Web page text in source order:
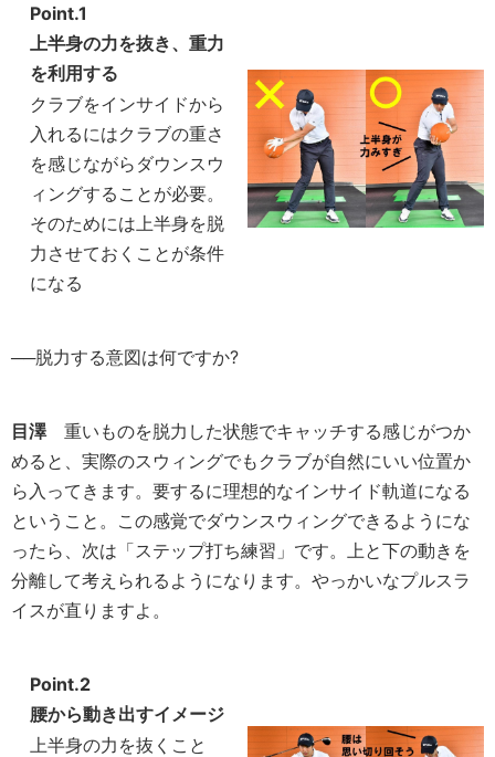
Point.1
上半身の力を抜き、重力
を利用する
クラブをインサイドから
入れるにはクラブの重さ
を感じながらダウンスウ
ィングすることが必要。
そのためには上半身を脱
力させておくことが条件
になる
──脱力する意図は何ですか?
目澤重いものを脱力した状態でキャッチする感じがつか
めると、実際のスウィングでもクラブが自然にいい位置か
ら入ってきます。要するに理想的なインサイド軌道になる
ということ。この感覚でダウンスウィングできるようにな
ったら、次は「ステップ打ち練習」です。上と下の動きを
分離して考えられるようになります。やっかいなプルスラ
イスが直りますよ。
Point.2
腰から動き出すイメージ
上半身の力を抜くこと